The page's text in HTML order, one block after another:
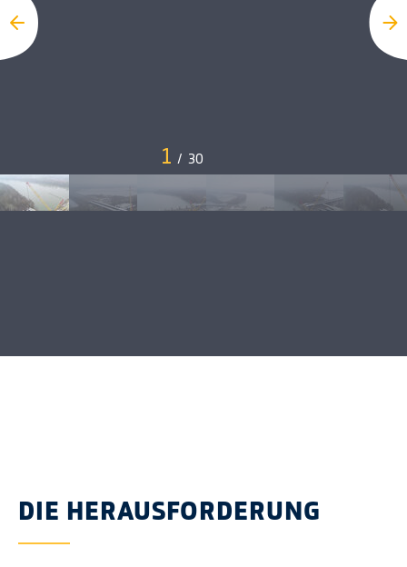
1 / 30
DIE HERAUSFORDERUNG